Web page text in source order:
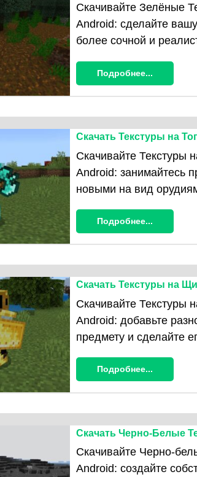
Скачивайте Зелёные
Android: сделайте
более сочной и
Подробнее...
Скачать Текстуры на
Скачивайте Текстуры
Android: занимайтесь
новыми на вид
Подробнее...
Скачать Текстуры на
Скачивайте Текстуры
Android: добавьте
предмету и сделайте
Подробнее...
Скачать Черно-Белые
Скачивайте Черно-
Android: создайте